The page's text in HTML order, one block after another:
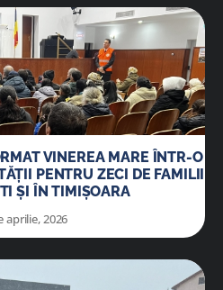
VINEREA MARE ÎNTR-O
PENTRU ZECI DE FAMILII
ȘI ÎN TIMIȘOARA
aprilie, 2026